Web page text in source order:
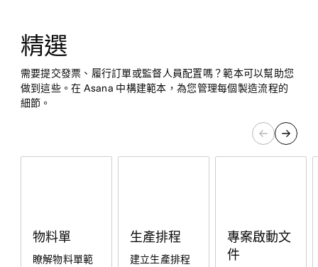
精選
需要提交發票、履行訂單或監督人員配置嗎？範本可以幫助您
做到這些。在 Asana 中構建範本，為您管理每個製造流程的
細節。
物料單
瞭解物料單範
生產排程
建立生產排程
專案啟動文
件